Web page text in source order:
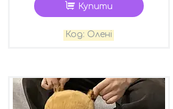
Купити
Олені